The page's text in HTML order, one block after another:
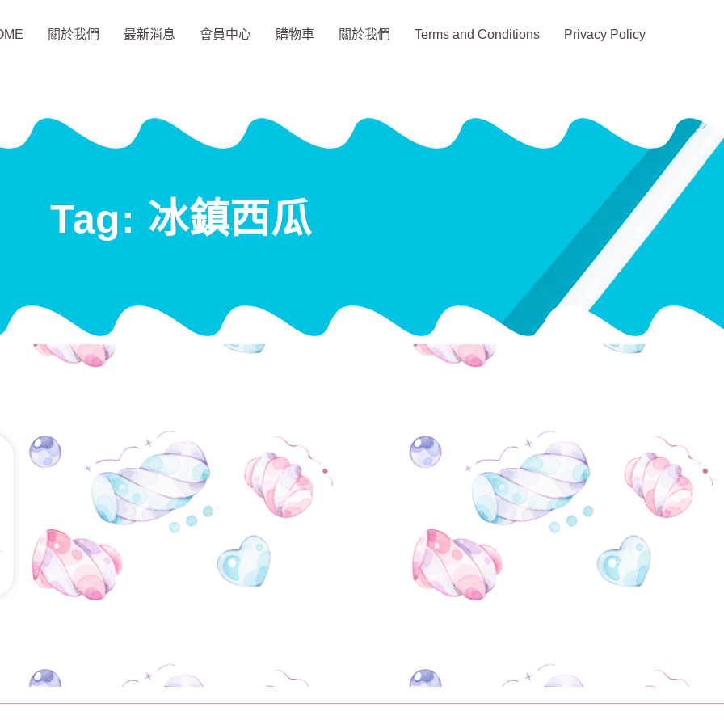
關於我們 最新消息 會員中心 購物車 關於我們 Terms and Conditions Privacy Policy
Tag: 冰鎮西瓜